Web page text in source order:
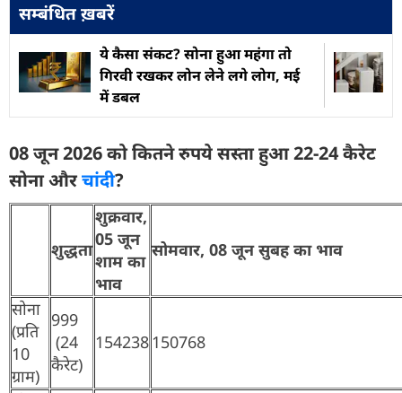
सम्बंधित ख़बरें
ये कैसा संकट? सोना हुआ महंगा तो
गिरवी रखकर लोन लेने लगे लोग, मई
में डबल
08 जून 2026 को कितने रुपये सस्ता हुआ 22-24 कैरेट
सोना औरचांदी?
शुद्धता
शुक्रवार,
05 जून
शाम का
भाव
सोमवार, 08 जून सुबह का भाव
सोना
(प्रति
10
ग्राम)
999
(24
कैरेट)
154238 150768